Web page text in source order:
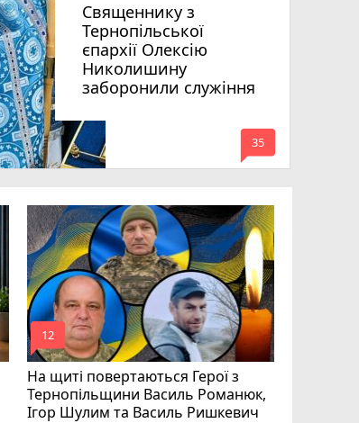
Священнику з
Тернопільської
єпархії Олексію
Николишину
заборонили служіння
mode_comment
35
На щиті повертаються Герої з
Тернопільщини Василь Романюк,
Ігор Шулим та Василь Ришкевич
mode_comment
12